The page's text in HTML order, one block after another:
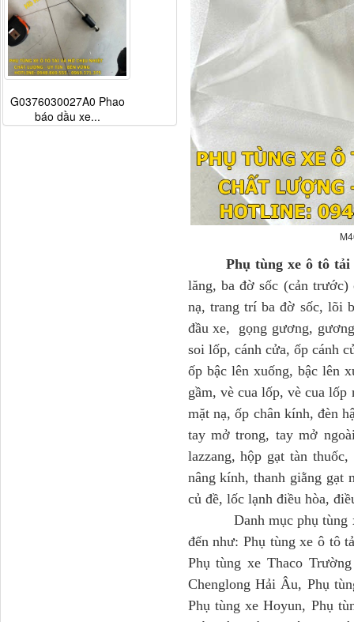
Phụ tùng xe ô tô tải
lăng, ba đờ sốc (cản
nạ, trang trí ba đờ sốc, lõi
đầu xe, gọng gương,
soi lốp, cánh cửa, ốp cánh
ốp bậc lên xuống, bậc lên
gầm, vè cua lốp, vè cua
mặt nạ, ốp chân kính, đèn
tay mở trong, tay mở
lazzang, hộp gạt tàn
nâng kính, thanh giằng gạt
củ đề, lốc lạnh điều hòa,
Danh mục phụ tùng xe
đến như: Phụ tùng xe ô tô
Phụ tùng xe Thaco
Chenglong Hải Âu, Phụ
Phụ tùng xe Hoyun, Phụ
G0376030027A0 Phao
báo dầu xe...